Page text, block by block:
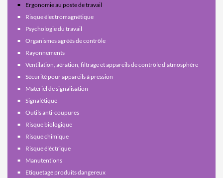
Ergonomie au poste de travail
Risque électromagnétique
Psychologie du travail
Organismes agréés de contrôle
Rayonnements
Ventilation, aération, filtrage et appareils de contrôle d'atmosphère
Sécurité pour appareils à pression
Materiel de signalisation
Signalétique
Outils anti-coupures
Risque biologique
Risque chimique
Risque éléctrique
Manutentions
Etiquetage produits dangereux